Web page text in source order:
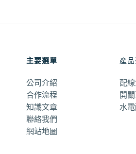
主要選單
公司介紹
合作流程
知識文章
聯絡我們
網站地圖
產品
配線
開
水電